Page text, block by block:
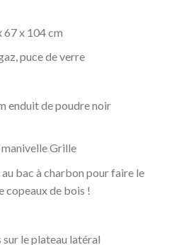
67 x 104 cm
puce de verre
enduit de poudre noir
Grille
bac à charbon pour faire le
copeaux de bois !
le plateau latéral